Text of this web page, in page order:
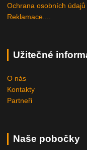
Ochrana osobních údajů
Reklamace....
Užitečné
O nás
Kontakty
Partneři
Naše pobočky